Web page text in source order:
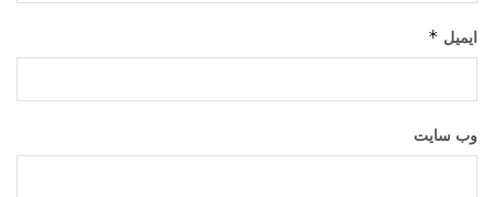
ایمیل *
وب‌ سایت